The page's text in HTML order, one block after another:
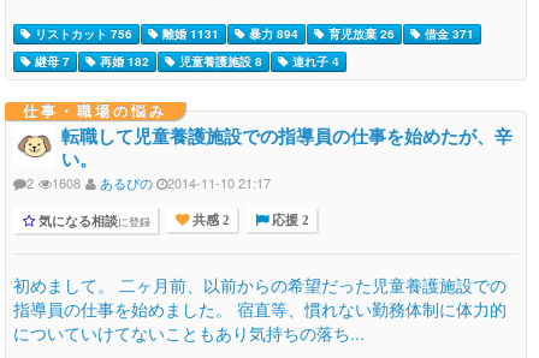
リストカット 756 離婚 1131 暴力 894 育児放棄 26
借金 371
継母 7
再婚 182 児童養護施設 8 連れ子 4
仕事・職場の悩み
転職して児童養護施設での指導員の仕事を始めたが、辛
い。
2 1608 あるぴの 2014-11-10 21:17
気になる相談に登録 共感 2 応援 2
初めまして。 二ヶ月前、以前からの希望だった児童養護施設での
指導員の仕事を始めました。 宿直等、慣れない勤務体制に体力的
についていけてないこともあり気持ちの落ち...